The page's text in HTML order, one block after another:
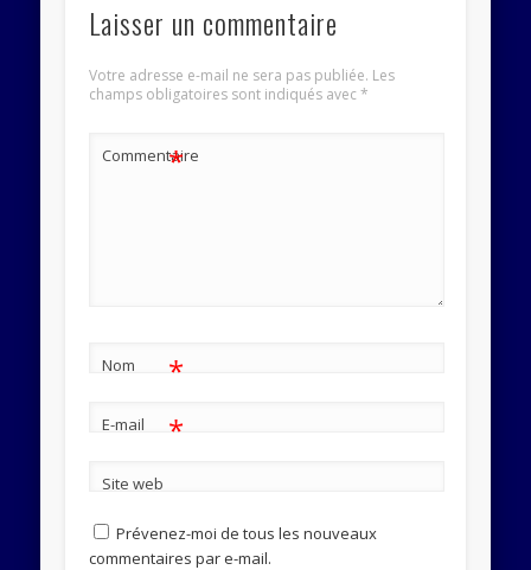
Laisser un commentaire
Votre adresse e-mail ne sera pas publiée. Les
champs obligatoires sont indiqués avec*
Commentaire
*
Nom *
E-mail *
Site web
Prévenez-moi de tous les nouveaux
commentaires par e-mail.